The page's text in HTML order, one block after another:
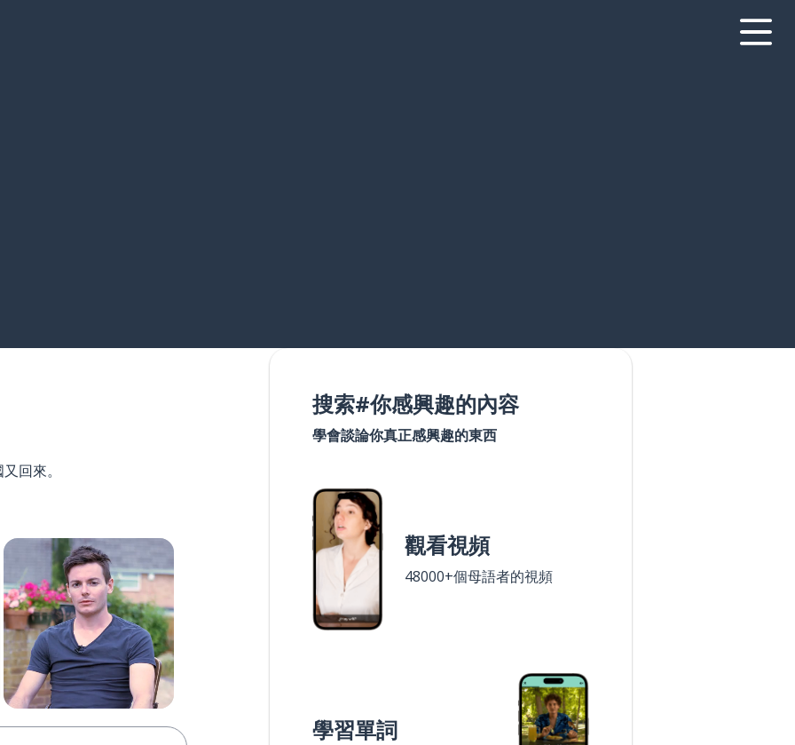
回來。
搜索#你感興趣的內容
學會談論你真正感興趣的東西
觀看視頻
48000+個母語者的視頻
學習單詞